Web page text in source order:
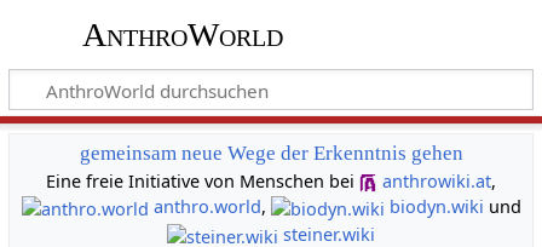
AnthroWorld
gemeinsam neue Wege der Erkenntnis gehen
Eine freie Initiative von Menschen bei
anthrowiki.at,
anthro.world, biodyn.wiki und
steiner.wiki